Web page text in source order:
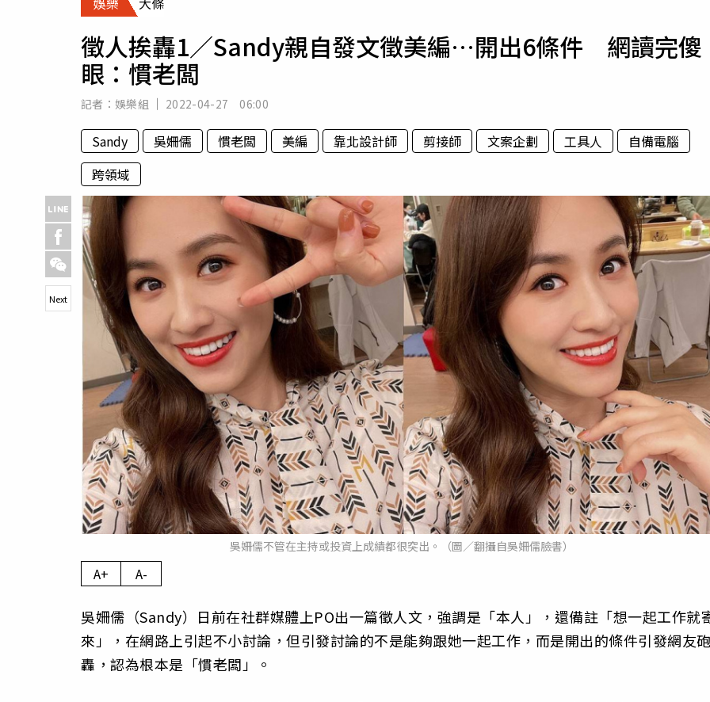
專欄
運勢
徵人挨轟1／Sandy親自發文徵美編…開出6條件 網讀完傻
眼：慣老闆
記者： 娛樂組 2022-04-27 06:00
Sandy 吳姍儒 慣老闆 美編 靠北設計師 剪接師 文案企劃 工具人
自備電腦
跨領域
吳姍儒不管在主持或投資上成績都很突出。（圖／翻攝自吳姍儒臉書）
Next
A+ A-
吳姍儒（Sandy）日前在社群媒體上PO出一篇徵人文，強調是「本人」，還備註「想一起工作就
來」，在網路上引起不小討論，但引發討論的不是能夠跟她一起工作，而是開出的條件引發網友
轟，認為根本是「慣老闆」。